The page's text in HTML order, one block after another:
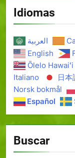
Idiomas
العربية
English
Ōlelo Hawaiʻi
Italiano
日本
Norsk bokmål
Español
Buscar